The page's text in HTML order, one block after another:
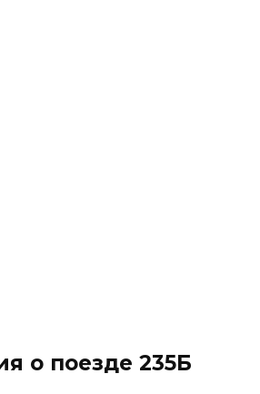
о поезде 235Б